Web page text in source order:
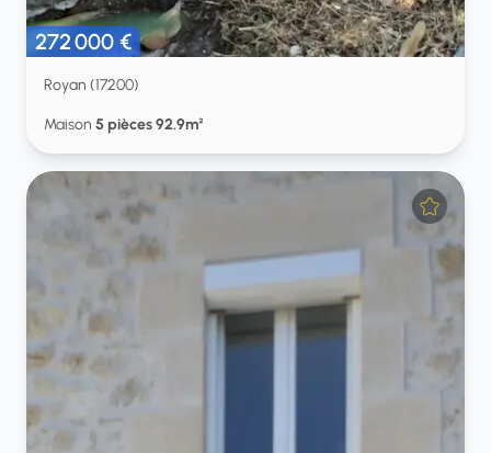
272 000 €
Royan (17200)
Maison 5 pièces 92.9m²